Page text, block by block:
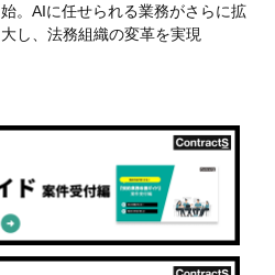
始。AIに任せられる業務がさらに拡
大し、法務組織の変革を実現